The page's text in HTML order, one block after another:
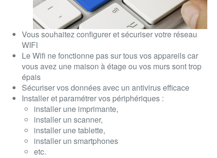
Vous souhaitez configurer etsécuriser votre réseau
WIFI
Le Wifi ne fonctionne pas sur tous vos appareils car
vous avez une maison à étage ou vos murs sont trop
épais
Sécuriser vos donnéesavec un antivirus efficace
Installer et paramétrer vos périphériques :
installer une imprimante,
installer un scanner,
installer une tablette,
installer un smartphones
etc.